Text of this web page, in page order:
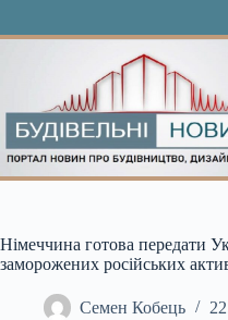
Німеччина готова передати
заморожених російських
Семен Кобець